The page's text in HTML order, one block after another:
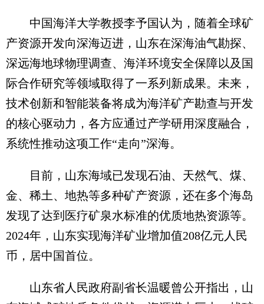
中国海洋大学教授李予国认为，随着全球矿
产资源开发向深海迈进，山东在深海油气勘探、
深远海地球物理调查、海洋环境安全保障以及国
际合作研究等领域取得了一系列新成果。未来，
技术创新和智能装备将成为海洋矿产勘查与开发
的核心驱动力，各方应通过产学研用深度融合，
系统性推动这项工作“走向”深海。
目前，山东海域已发现石油、天然气、煤、
金、稀土、地热等多种矿产资源，还在多个海岛
发现了达到医疗矿泉水标准的优质地热资源等。
2024年，山东实现海洋矿业增加值208亿元人民
币，居中国首位。
山东省人民政府副省长温暖曾公开指出，山